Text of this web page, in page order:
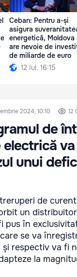
Ceban: Pentru a-și
asigura
energetică, Moldova
are nevoie de
de miliarde de euro
12 Iul. 16:15
2024, 10:10 12
de
electrică
unui
de
un
pus în
se va
respectiv va fi
la